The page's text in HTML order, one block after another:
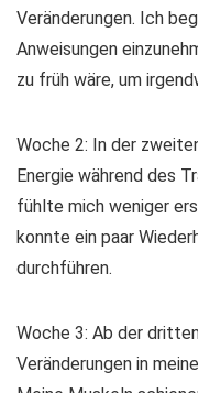
Veränderungen. Ich
Anweisungen
zu früh wäre, um
Woche 2: In der
Energie während des
fühlte mich weniger
konnte ein paar
durchführen.
Woche 3: Ab der
Veränderungen in